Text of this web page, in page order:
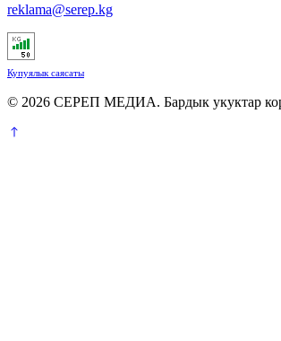
reklama@serep.kg
Купуялык саясаты
© 2026 СЕРЕП МЕДИА. Бардык укуктар